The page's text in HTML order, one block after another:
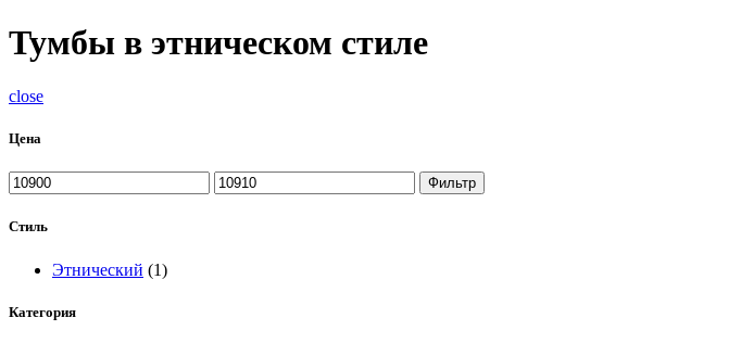
Тумбы в этническом стиле
close
Цена
Фильтр
Стиль
Этнический (1)
Категория